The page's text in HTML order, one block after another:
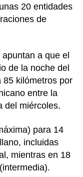
20 entidades
de
a que el
de la noche del
85 kilómetros por
entre la
del miércoles.
para 14
incluidas
mientras en 18